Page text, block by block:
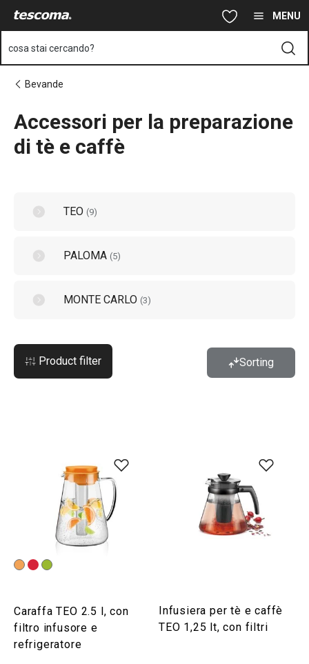
Vai al contenuto principale MENU
cosa stai cercando?
Bevande
Accessori per la preparazione
di tè e caffè
TEO (9)
PALOMA (5)
MONTE CARLO (3)
Product filter Sorting
Caraffa TEO 2.5 l, con
filtro infusore e
refrigeratore
Infusiera per tè e caffè
TEO 1,25 lt, con filtri